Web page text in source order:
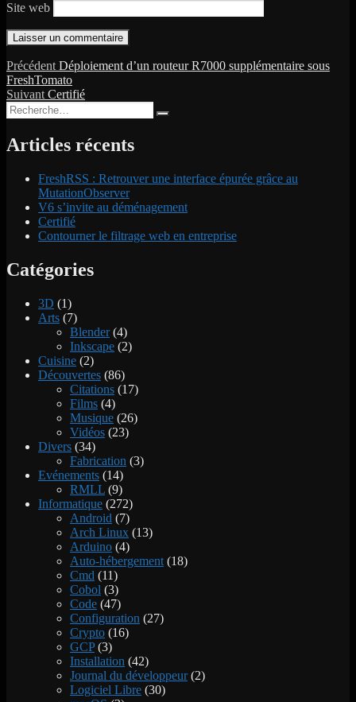
Site web
Navigation
de
l’article
Précédent Publication
précédente :
Déploiement d’un routeur R7000 supplémentaire sous
FreshTomato
Suivant Publication
suivante :
Certifié
Recherche
pour :
Articles récents
FreshRSS : Retrouver une interface épurée grâce au
MutationObserver
V6 s’invite au déménagement
Certifié
Contourner le filtrage web en entreprise
Catégories
3D (1)
Arts (7)
Blender(4)
Inkscape (2)
Cuisine (2)
Découvertes (86)
Citations (17)
Films (4)
Musique (26)
Vidéos (23)
Divers (34)
Fabrication (3)
Evénements (14)
RMLL (9)
Informatique (272)
Android (7)
Arch Linux (13)
Arduino (4)
Auto-hébergement (18)
Cmd (11)
Cobol (3)
Code (47)
Configuration (27)
Crypto (16)
GCP(3)
Installation (42)
Journal du développeur(2)
Logiciel Libre (30)